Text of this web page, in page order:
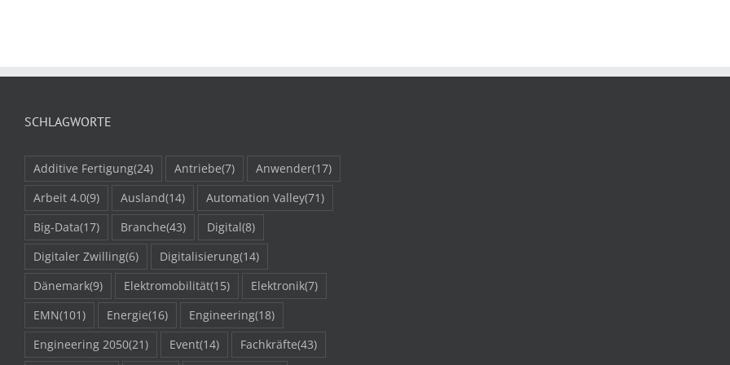
SCHLAGWORTE
Additive Fertigung(24) Antriebe(7) Anwender(17)
Arbeit 4.0(9) Ausland(14) Automation Valley(71)
Big-Data(17) Branche(43) Digital(8)
Digitaler Zwilling(6) Digitalisierung(14)
Dänemark(9) Elektromobilität(15) Elektronik(7)
EMN(101) Energie(16) Engineering(18)
Engineering 2050(21) Event(14) Fachkräfte(43)